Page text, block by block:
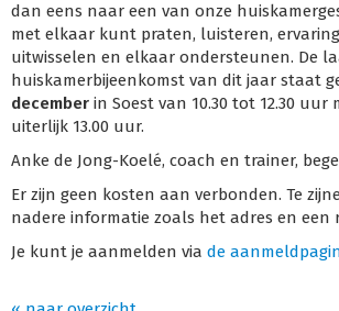
dan eens naar een van onze
met elkaar kunt praten, luisteren,
uitwisselen en elkaar ondersteunen. De
huiskamerbijeenkomst van dit jaar staat
december in Soest van 10.30 tot 12.30
uiterlijk 13.00 uur.
Anke de Jong-Koelé, coach en trainer,
Er zijn geen kosten aan verbonden. Te
nadere informatie zoals het adres en een
Je kunt je aanmelden via de